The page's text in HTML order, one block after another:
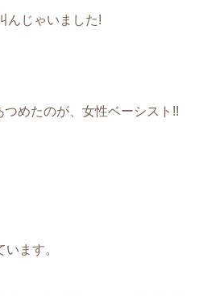
んじゃいました!
めたのが、女性ベーシスト!!
ます。